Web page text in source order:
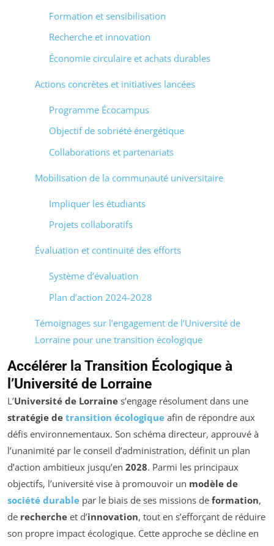
Formation et sensibilisation
Recherche et innovation
Économie circulaire et achats durables
Actions concrètes et initiatives lancées
Programme Écocampus
Objectif de sobriété énergétique
Collaborations et partenariats
Mobilisation de la communauté universitaire
Impliquer les étudiants
Projets collaboratifs
Évaluation et continuité des efforts
Système d’évaluation
Plan d’action 2024-2028
Témoignages sur l’engagement de l’Université de
Lorraine pour une transition écologique
Accélérer la Transition Écologique à
l’Université de Lorraine
L’Université de Lorraine s’engage résolument dans une
stratégie de transition écologique afin de répondre aux
défis environnementaux. Son schéma directeur, approuvé à
l’unanimité par le conseil d’administration, définit un plan
d’action ambitieux jusqu’en 2028. Parmi les principaux
objectifs, l’université vise à promouvoir un modèle de
société durable par le biais de ses missions de formation,
de recherche et d’innovation, tout en s’efforçant de réduire
son propre impact écologique. Cette approche se décline en